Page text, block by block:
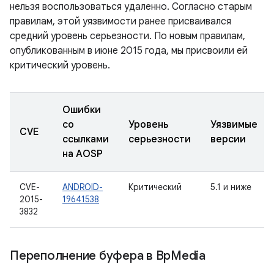
нельзя воспользоваться удаленно. Согласно старым
правилам, этой уязвимости ранее присваивался
средний уровень серьезности. По новым правилам,
опубликованным в июне 2015 года, мы присвоили ей
критический уровень.
CVE
Ошибки
со
ссылками
на AOSP
Уровень
серьезности
Уязвимые
версии
CVE-
2015-
3832
ANDROID-
19641538
Критический 5.1 и ниже
Переполнение буфера в BpMedia